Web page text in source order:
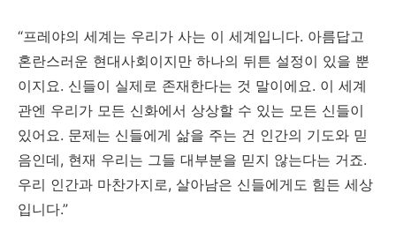
“프레야의 세계는 우리가 사는 이 세계입니다. 아름답고
혼란스러운 현대사회이지만 하나의 뒤튼 설정이 있을 뿐
이지요. 신들이 실제로 존재한다는 것 말이에요. 이 세계
관엔 우리가 모든 신화에서 상상할 수 있는 모든 신들이
있어요. 문제는 신들에게 삶을 주는 건 인간의 기도와 믿
음인데, 현재 우리는 그들 대부분을 믿지 않는다는 거죠.
우리 인간과 마찬가지로, 살아남은 신들에게도 힘든 세상
입니다.”